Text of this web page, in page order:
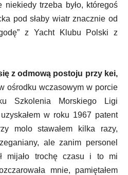
niekiedy trzeba było, któregoś
pod słaby wiatr znacznie od
z Yacht Klubu Polski z
z odmową postoju przy kei,
ośrodku wczasowym w porcie
Szkolenia Morskiego Ligi
w roku 1967 patent
molo stawałem kilka razy,
ale zanim personel
mijało trochę czasu i to mi
mnie, pamiętałem